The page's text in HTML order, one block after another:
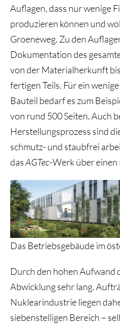
Auflagen, dass nur wenige
produzieren können und
Groeneweg. Zu den
Dokumentation des
von der Materialherkunft
fertigen Teils. Für ein
Bauteil bedarf es zum
von rund 500 Seiten. Auch
Herstellungsprozess sind
schmutz- und staubfrei
dasAGTec-Werk über einen
Das Betriebsgebäude im
Durch den hohen Aufwand
Abwicklung sehr lang.
Nuklearindustrie liegen
siebenstelligen Bereich –